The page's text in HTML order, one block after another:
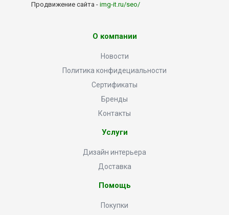
Продвижение сайта - img-it.ru/seo/
О компании
Новости
Политика конфидециальности
Сертификаты
Бренды
Контакты
Услуги
Дизайн интерьера
Доставка
Помощь
Покупки